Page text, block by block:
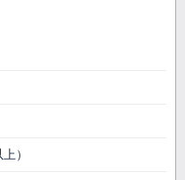
）